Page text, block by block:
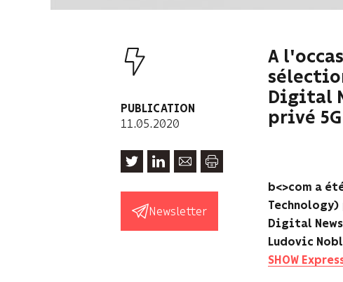
PUBLICATION
11.05.2020
Newsletter
A
Digital
privé
b<>com a
Digital
Ludovic
SHOW